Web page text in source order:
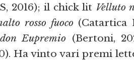
2016); il chick lit Velluto
rosso fuoco(Catartica
Eupremio(Bertoni,
Ha vinto vari premi